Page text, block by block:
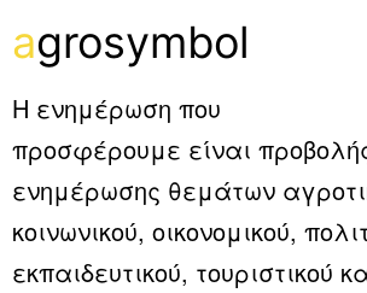
agrosymbol
Η ενημέρωση που
προσφέρουμε είναι
ενημέρωσης θεμάτων
κοινωνικού, οικονομικού,
εκπαιδευτικού, τουριστικού